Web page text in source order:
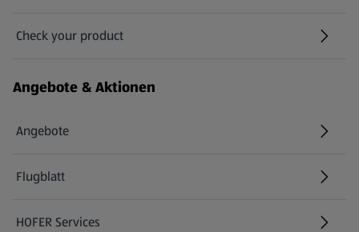
Check your product
(öffnet in einem neuen Tab)
Angebote & Aktionen
Angebote
Flugblatt
HOFER Services